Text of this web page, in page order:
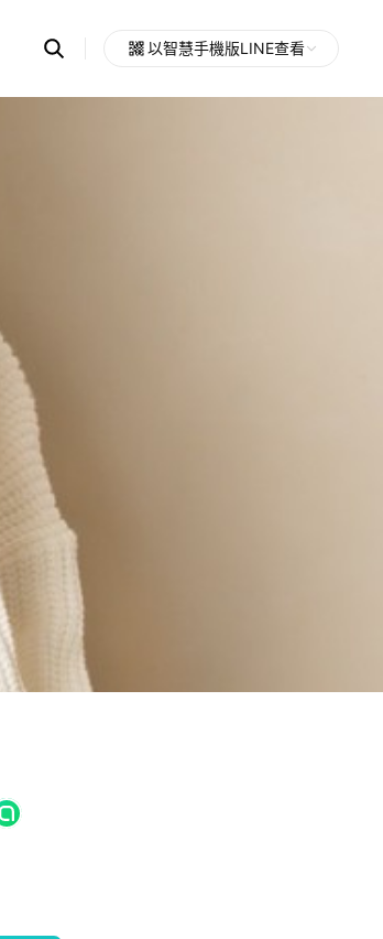
Search
OpenChats
messages
search
以智慧手機版LINE查看